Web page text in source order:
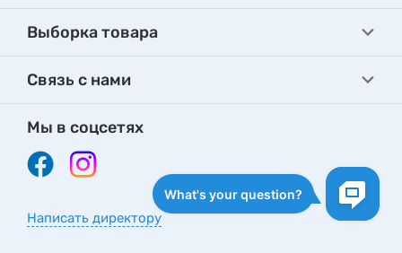
Выборка товара
Связь с нами
Мы в соцсетях
Написать директору